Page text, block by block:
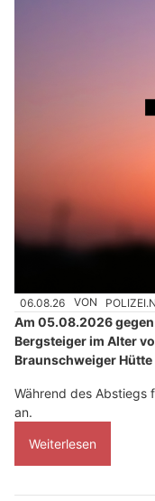
06.08.26 VON
Am 05.08.2026
Bergsteiger im Alter
Braunschweiger Hütte
Während des Abstiegs
an.
Weiterlesen